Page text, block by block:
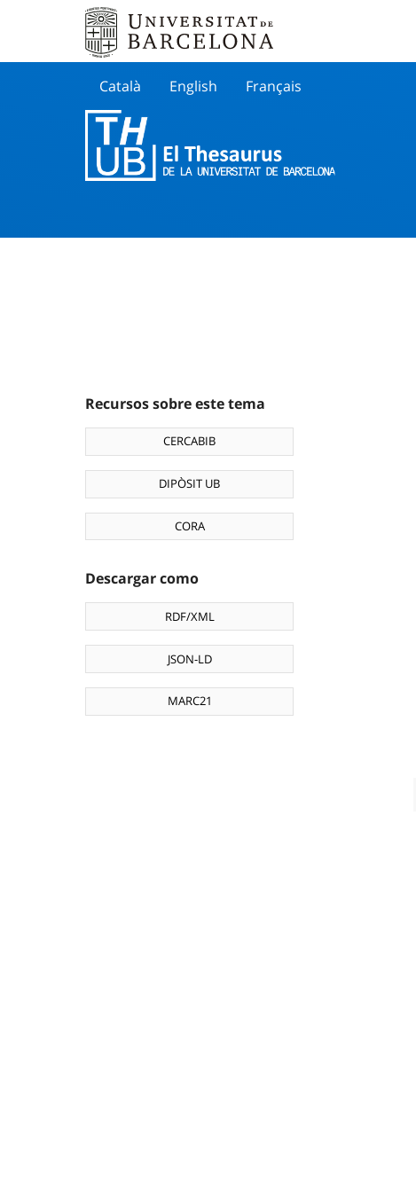
Català English Français
Recursos sobre este tema
CERCABIB
DIPÒSIT UB
CORA
Descargar como
RDF/XML
JSON-LD
MARC21